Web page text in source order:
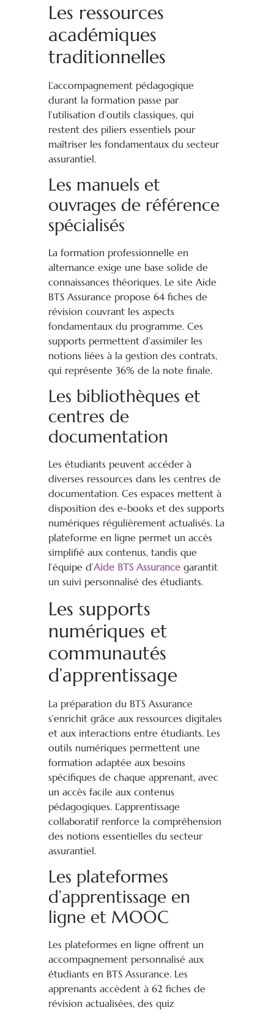
Les ressources
académiques
traditionnelles
L’accompagnement pédagogique
durant la formation passe par
l’utilisation d’outils classiques, qui
restent des piliers essentiels pour
maîtriser les fondamentaux du secteur
assurantiel.
Les manuels et
ouvrages de référence
spécialisés
La formation professionnelle en
alternance exige une base solide de
connaissances théoriques. Le site Aide
BTS Assurance propose 64 fiches de
révision couvrant les aspects
fondamentaux du programme. Ces
supports permettent d’assimiler les
notions liées à la gestion des contrats,
qui représente 36% de la note finale.
Les bibliothèques et
centres de
documentation
Les étudiants peuvent accéder à
diverses ressources dans les centres de
documentation. Ces espaces mettent à
disposition des e-books et des supports
numériques régulièrement actualisés. La
plateforme en ligne permet un accès
simplifié aux contenus, tandis que
l’équipe d’Aide BTS Assurance garantit
un suivi personnalisé des étudiants.
Les supports
numériques et
communautés
d’apprentissage
La préparation du BTS Assurance
s’enrichit grâce aux ressources digitales
et aux interactions entre étudiants. Les
outils numériques permettent une
formation adaptée aux besoins
spécifiques de chaque apprenant, avec
un accès facile aux contenus
pédagogiques. L’apprentissage
collaboratif renforce la compréhension
des notions essentielles du secteur
assurantiel.
Les plateformes
d’apprentissage en
ligne et MOOC
Les plateformes en ligne offrent un
accompagnement personnalisé aux
étudiants en BTS Assurance. Les
apprenants accèdent à 62 fiches de
révision actualisées, des quiz